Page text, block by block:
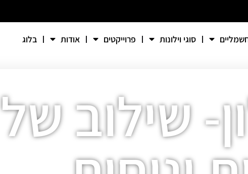
סוגי וילונות פרוייקטים אודות בלוג
שילוב של